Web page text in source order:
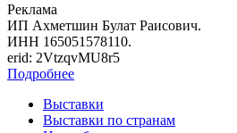
Реклама
ИП Ахметшин Булат Раисович.
ИНН 165051578110.
erid: 2VtzqvMU8r5
Подробнее
Выставки
Выставки по странам